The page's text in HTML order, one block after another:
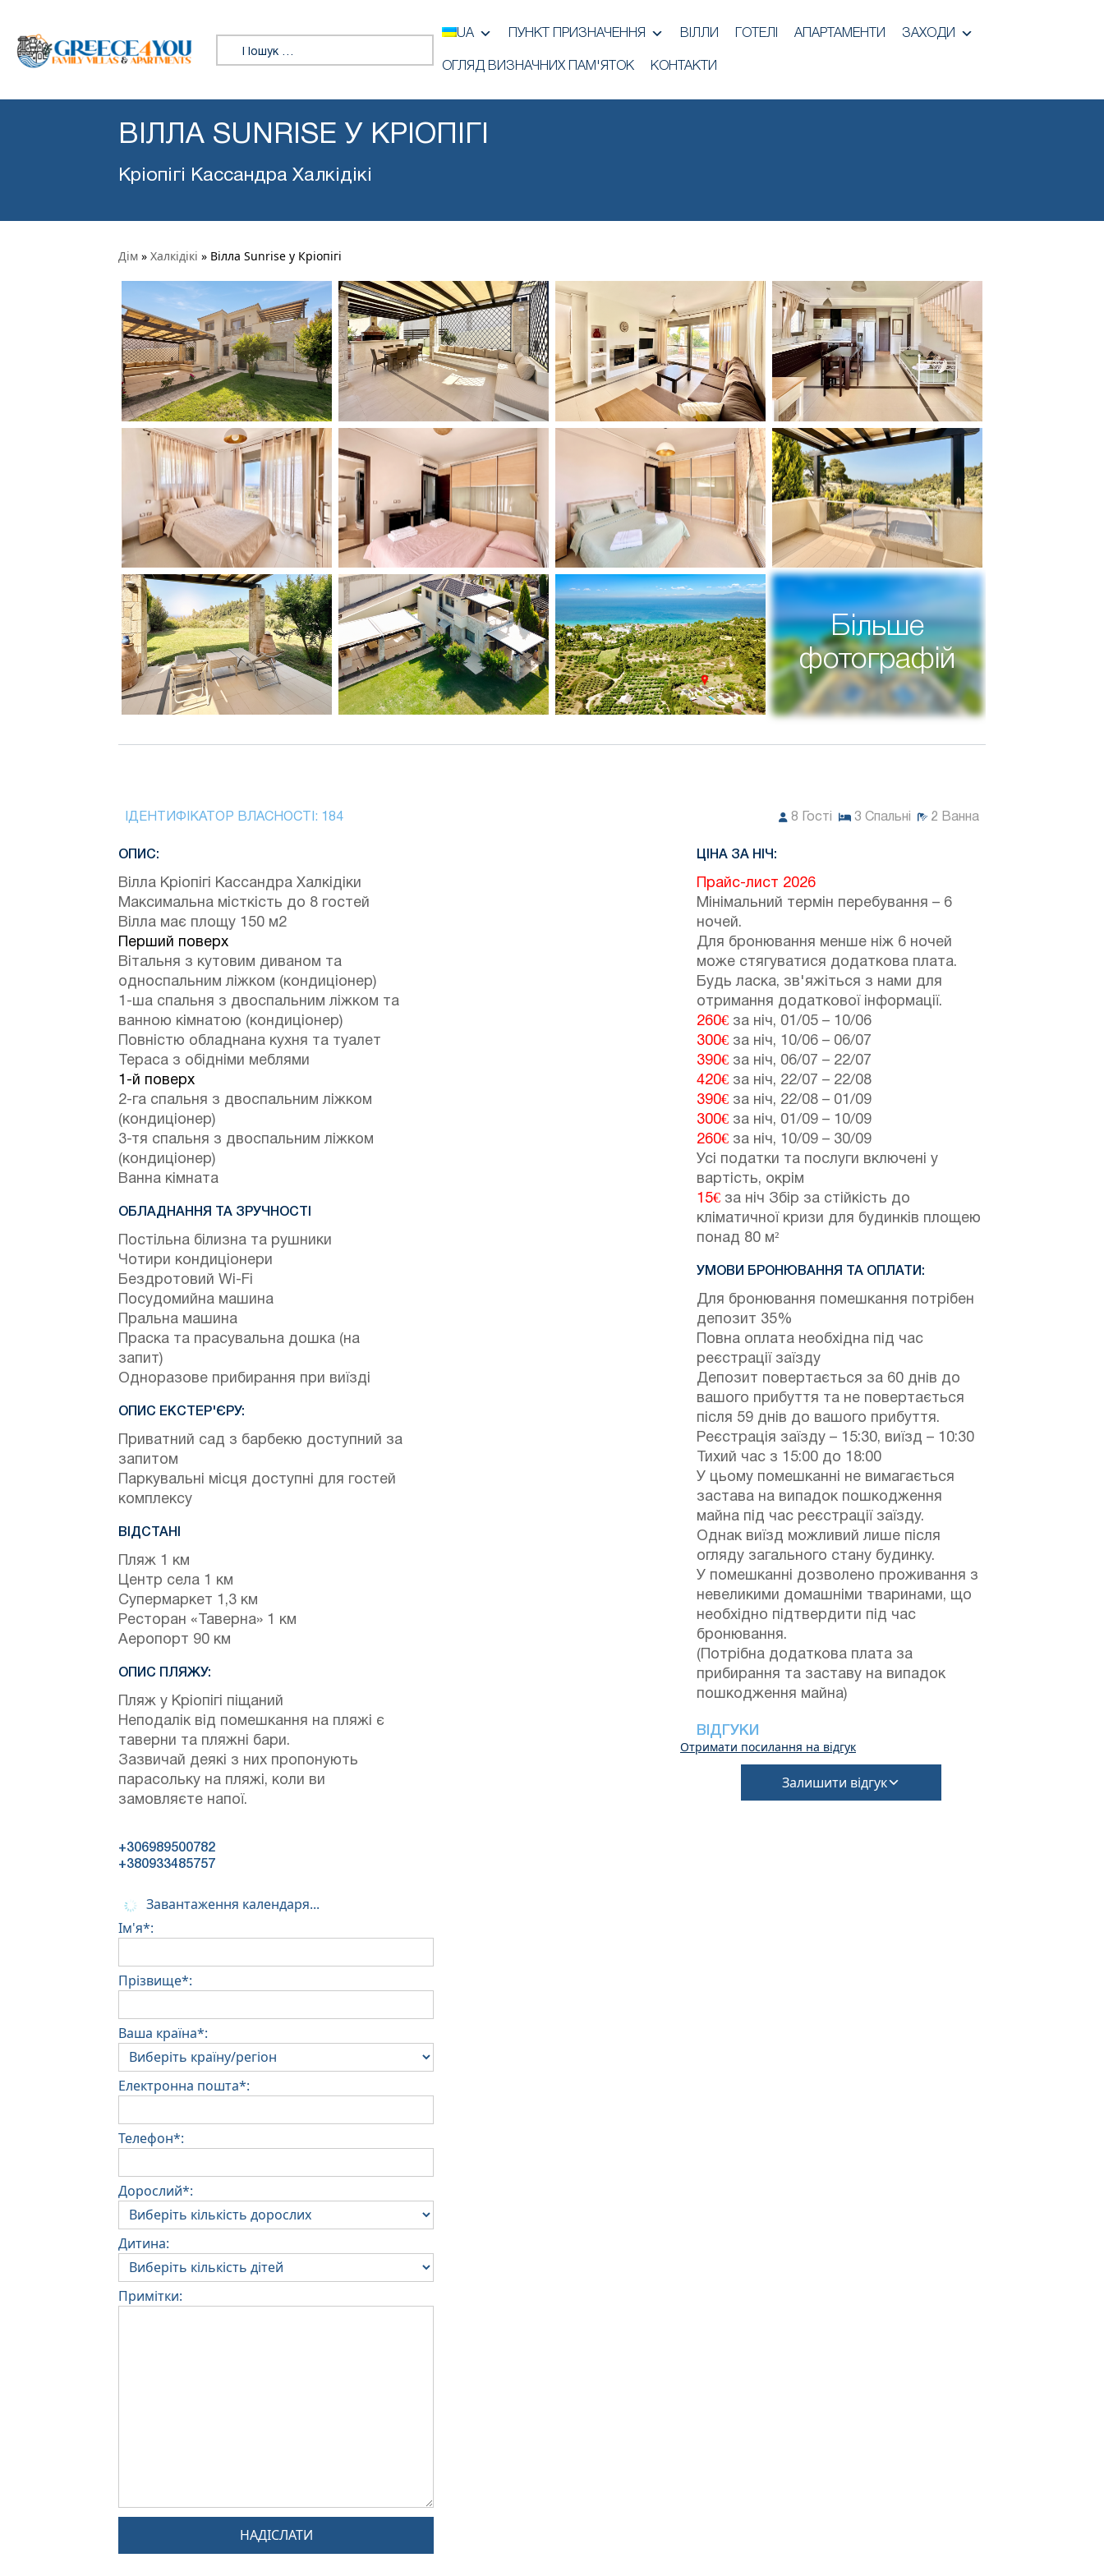
Пошук:
UA ПУНКТ ПРИЗНАЧЕННЯ ВІЛЛИ ГОТЕЛІ АПАРТАМЕНТИ ЗАХОДИ
ОГЛЯД ВИЗНАЧНИХ ПАМ'ЯТОК КОНТАКТИ
ВІЛЛА SUNRISE У КРІОПІГІ
Кріопігі Кассандра Халкідікі
Дім » Халкідікі » Вілла Sunrise у Кріопігі
Більше
фотографій
ІДЕНТИФІКАТОР ВЛАСНОСТІ: 184 8 Гості 3 Спальні 2 Ванна
ОПИС:
Вілла Кріопігі Кассандра Халкідіки
Максимальна місткість до 8 гостей
Вілла має площу 150 м2
Перший поверх
Вітальня з кутовим диваном та
односпальним ліжком (кондиціонер)
1-ша спальня з двоспальним ліжком та
ванною кімнатою (кондиціонер)
Повністю обладнана кухня та туалет
Тераса з обідніми меблями
1-й поверх
2-га спальня з двоспальним ліжком
(кондиціонер)
3-тя спальня з двоспальним ліжком
(кондиціонер)
Ванна кімната
ОБЛАДНАННЯ ТА ЗРУЧНОСТІ
Постільна білизна та рушники
Чотири кондиціонери
Бездротовий Wi-Fi
Посудомийна машина
Пральна машина
Праска та прасувальна дошка (на
запит)
Одноразове прибирання при виїзді
ОПИС ЕКСТЕР'ЄРУ:
Приватний сад з барбекю доступний за
запитом
Паркувальні місця доступні для гостей
комплексу
ВІДСТАНІ
Пляж 1 км
Центр села 1 км
Супермаркет 1,3 км
Ресторан «Таверна» 1 км
Аеропорт 90 км
ОПИС ПЛЯЖУ:
Пляж у Кріопігі піщаний
Неподалік від помешкання на пляжі є
таверни та пляжні бари.
Зазвичай деякі з них пропонують
парасольку на пляжі, коли ви
замовляєте напої.
ЦІНА ЗА НІЧ:
Прайс-лист 2026
Мінімальний термін перебування – 6
ночей.
Для бронювання менше ніж 6 ночей
може стягуватися додаткова плата.
Будь ласка, зв'яжіться з нами для
отримання додаткової інформації.
260€ за ніч, 01/05 – 10/06
300€ за ніч, 10/06 – 06/07
390€ за ніч, 06/07 – 22/07
420€ за ніч, 22/07 – 22/08
390€ за ніч, 22/08 – 01/09
300€ за ніч, 01/09 – 10/09
260€ за ніч, 10/09 – 30/09
Усі податки та послуги включені у
вартість, окрім
15€ за ніч Збір за стійкість до
кліматичної кризи для будинків площею
понад 80 м²
УМОВИ БРОНЮВАННЯ ТА ОПЛАТИ:
Для бронювання помешкання потрібен
депозит 35%
Повна оплата необхідна під час
реєстрації заїзду
Депозит повертається за 60 днів до
вашого прибуття та не повертається
після 59 днів до вашого прибуття.
Реєстрація заїзду – 15:30, виїзд – 10:30
Тихий час з 15:00 до 18:00
У цьому помешканні не вимагається
застава на випадок пошкодження
майна під час реєстрації заїзду.
Однак виїзд можливий лише після
огляду загального стану будинку.
У помешканні дозволено проживання з
невеликими домашніми тваринами, що
необхідно підтвердити під час
бронювання.
(Потрібна додаткова плата за
прибирання та заставу на випадок
пошкодження майна)
ВІДГУКИ
Отримати посилання на відгук
Залишити відгук
+306989500782
+380933485757
Завантаження календаря...
Ім'я*:
Прізвище*:
Ваша країна*:
Електронна пошта*:
Телефон*:
Дорослий*:
Дитина:
Примітки:
НАДІСЛАТИ